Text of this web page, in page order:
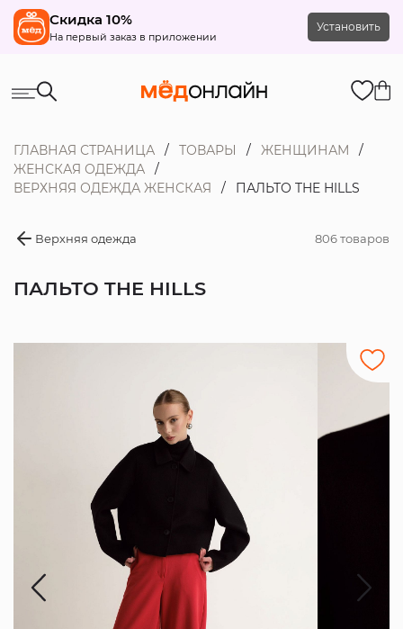
Скидка 10%
На первый заказ в приложении
Установить
ГЛАВНАЯ СТРАНИЦА ТОВАРЫ
ЖЕНЩИНАМ
ЖЕНСКАЯ ОДЕЖДА
ВЕРХНЯЯ ОДЕЖДА ЖЕНСКАЯ
ПАЛЬТО THE HILLS
Верхняя одежда 806 товаров
ПАЛЬТО THE HILLS